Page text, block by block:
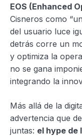
EOS (Enhanced
Cisneros como
del usuario luce
detrás corre un
y optimiza la
no se gana
integrando la
Más allá de la
advertencia que
juntas: el hype de